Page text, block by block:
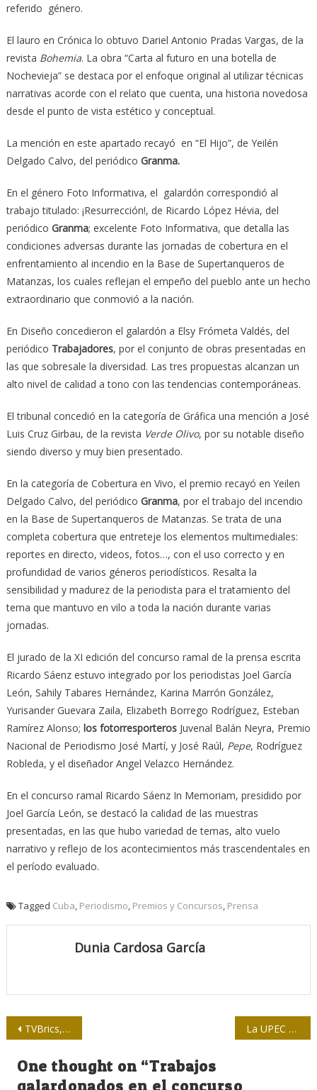
referido género.
El lauro en Crónica lo obtuvo Dariel Antonio Pradas Vargas, de la
revista Bohemia. La obra “Carta al futuro en una botella de
Nochevieja” se destaca por el enfoque original al utilizar técnicas
narrativas acorde con el relato que cuenta, una historia novedosa
desde el punto de vista estético y conceptual.
La mención en este apartado recayó en “El Hijo”, de Yeilén
Delgado Calvo, del periódico Granma.
En el género Foto Informativa, el galardón correspondió al
trabajo titulado: ¡Resurrección!, de Ricardo López Hévia, del
periódico Granma; excelente Foto Informativa, que detalla las
condiciones adversas durante las jornadas de cobertura en el
enfrentamiento al incendio en la Base de Supertanqueros de
Matanzas, los cuales reflejan el empeño del pueblo ante un hecho
extraordinario que conmovió a la nación.
En Diseño concedieron el galardón a Elsy Frómeta Valdés, del
periódico Trabajadores, por el conjunto de obras presentadas en
las que sobresale la diversidad. Las tres propuestas alcanzan un
alto nivel de calidad a tono con las tendencias contemporáneas.
El tribunal concedió en la categoría de Gráfica una mención a José
Luis Cruz Girbau, de la revista Verde Olivo, por su notable diseño
siendo diverso y muy bien presentado.
En la categoría de Cobertura en Vivo, el premio recayó en Yeilen
Delgado Calvo, del periódico Granma, por el trabajo del incendio
en la Base de Supertanqueros de Matanzas. Se trata de una
completa cobertura que entreteje los elementos multimediales:
reportes en directo, videos, fotos…, con el uso correcto y en
profundidad de varios géneros periodísticos. Resalta la
sensibilidad y madurez de la periodista para el tratamiento del
tema que mantuvo en vilo a toda la nación durante varias
jornadas.
El jurado de la XI edición del concurso ramal de la prensa escrita
Ricardo Sáenz estuvo integrado por los periodistas Joel García
León, Sahily Tabares Hernández, Karina Marrón González,
Yurisander Guevara Zaila, Elizabeth Borrego Rodríguez, Esteban
Ramírez Alonso; los fotorresporteros Juvenal Balán Neyra, Premio
Nacional de Periodismo José Martí, y José Raúl, Pepe, Rodríguez
Robleda, y el diseñador Angel Velazco Hernández.
En el concurso ramal Ricardo Sáenz In Memoriam, presidido por
Joel García León, se destacó la calidad de las muestras
presentadas, en las que hubo variedad de temas, alto vuelo
narrativo y reflejo de los acontecimientos más trascendentales en
el período evaluado.
Tagged Cuba Periodismo Premios y Concursos Prensa
Dunia Cardosa García
Navegación
de
entradas
TVBrics, el proyecto mediático global para una audiencia de 3.500 millones La UPEC a sus 60: Congresos, desafíos, verdad…
One thought on “Trabajos
galardonados en el concurso